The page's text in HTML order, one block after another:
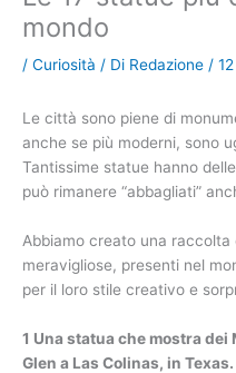
mondo
/ Curiosità / Di Redazione /
Le città sono piene di
anche se più moderni, sono
Tantissime statue hanno
può rimanere “abbagliati”
Abbiamo creato una
meravigliose, presenti nel
per il loro stile creativo e
1 Una statua che mostra
Glen a Las Colinas, in